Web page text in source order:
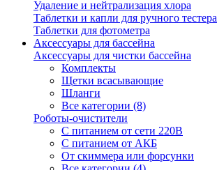
Удаление и нейтрализация хлора
Таблетки и капли для ручного тестера
Таблетки для фотометра
Аксессуары для бассейна
Аксессуары для чистки бассейна
Комплекты
Щетки всасывающие
Шланги
Все категории (8)
Роботы-очистители
С питанием от сети 220В
С питанием от АКБ
От скиммера или форсунки